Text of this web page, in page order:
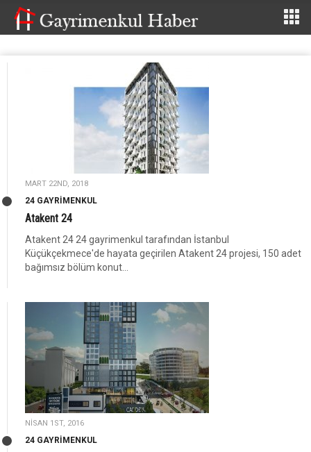
MART 22ND, 2018
24 GAYRIMENKUL
Atakent 24
Atakent 24 24 gayrimenkul tarafından İstanbul
Küçükçekmece'de hayata geçirilen Atakent 24 projesi, 150 adet
bağımsız bölüm konut...
NISAN 1ST, 2016
24 GAYRIMENKUL